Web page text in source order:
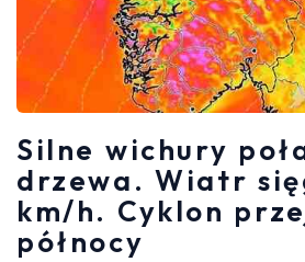
Silne wichury
drzewa. Wiatr
km/h. Cyklon
północy